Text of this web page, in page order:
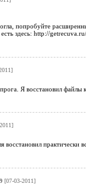
попробуйте
здесь: http://
Я восстановил
восстановил
[07-03-2011]